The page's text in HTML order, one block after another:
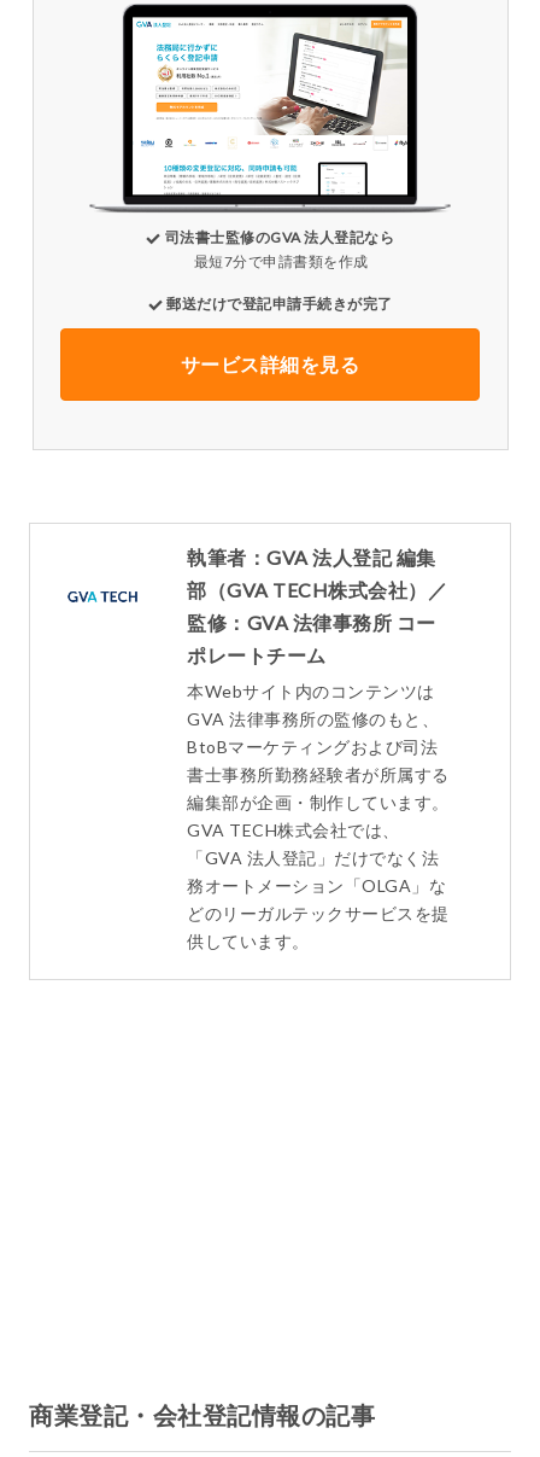
司法書士監修のGVA 法人登記なら
最短7分で申請書類を作成
郵送だけで登記申請手続きが完了
サービス詳細を見る
執筆者：GVA 法人登記 編集
部（GVA TECH株式会社）／
監修：GVA 法律事務所 コー
ポレートチーム
本Webサイト内のコンテンツは
GVA 法律事務所の監修のもと、
BtoBマーケティングおよび司法
書士事務所勤務経験者が所属する
編集部が企画・制作しています。
GVA TECH株式会社では、
「GVA 法人登記」だけでなく法
務オートメーション「OLGA」な
どのリーガルテックサービスを提
供しています。
商業登記・会社登記情報の記事